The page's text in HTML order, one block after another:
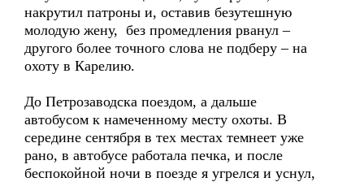
накрутил патроны и, оставив безутешную
молодую жену, без промедления рванул –
другого более точного слова не подберу – на
охоту в Карелию.
До Петрозаводска поездом, а дальше
автобусом к намеченному месту охоты. В
середине сентября в тех местах темнеет уже
рано, в автобусе работала печка, и после
беспокойной ночи в поезде я угрелся и уснул,